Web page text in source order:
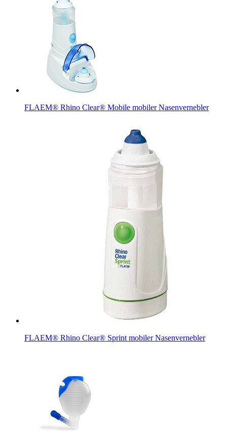
FLAEM® Rhino Clear® Mobile mobiler Nasenvernebler
FLAEM® Rhino Clear® Sprint mobiler Nasenvernebler